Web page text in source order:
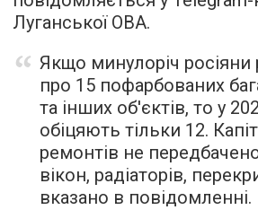
Луганської ОВА.
Якщо минулоріч росіяни
про 15 пофарбованих
та інших об'єктів, то у
обіцяють тільки 12.
ремонтів не
вікон, радіаторів,
вказано в повідомленні.